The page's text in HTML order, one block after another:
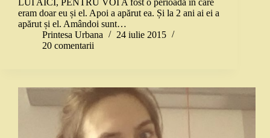
LUI AICI, PENTRU VOI A fost o perioadă în care
eram doar eu și el. Apoi a apărut ea. Și la 2 ani ai ei a
apărut și el. Amândoi sunt…
Printesa Urbana
24 iulie 2015
20 comentarii